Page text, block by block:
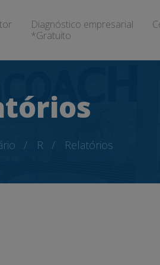
Diagnóstico empresarial
*Gratuito
R Relatórios